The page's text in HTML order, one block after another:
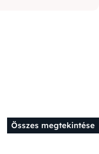
Összes megtekintése